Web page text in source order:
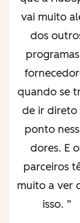
vai muito
dos
quando se
de ir direto
ponto
dores. E
parceiros
muito a ver
isso.